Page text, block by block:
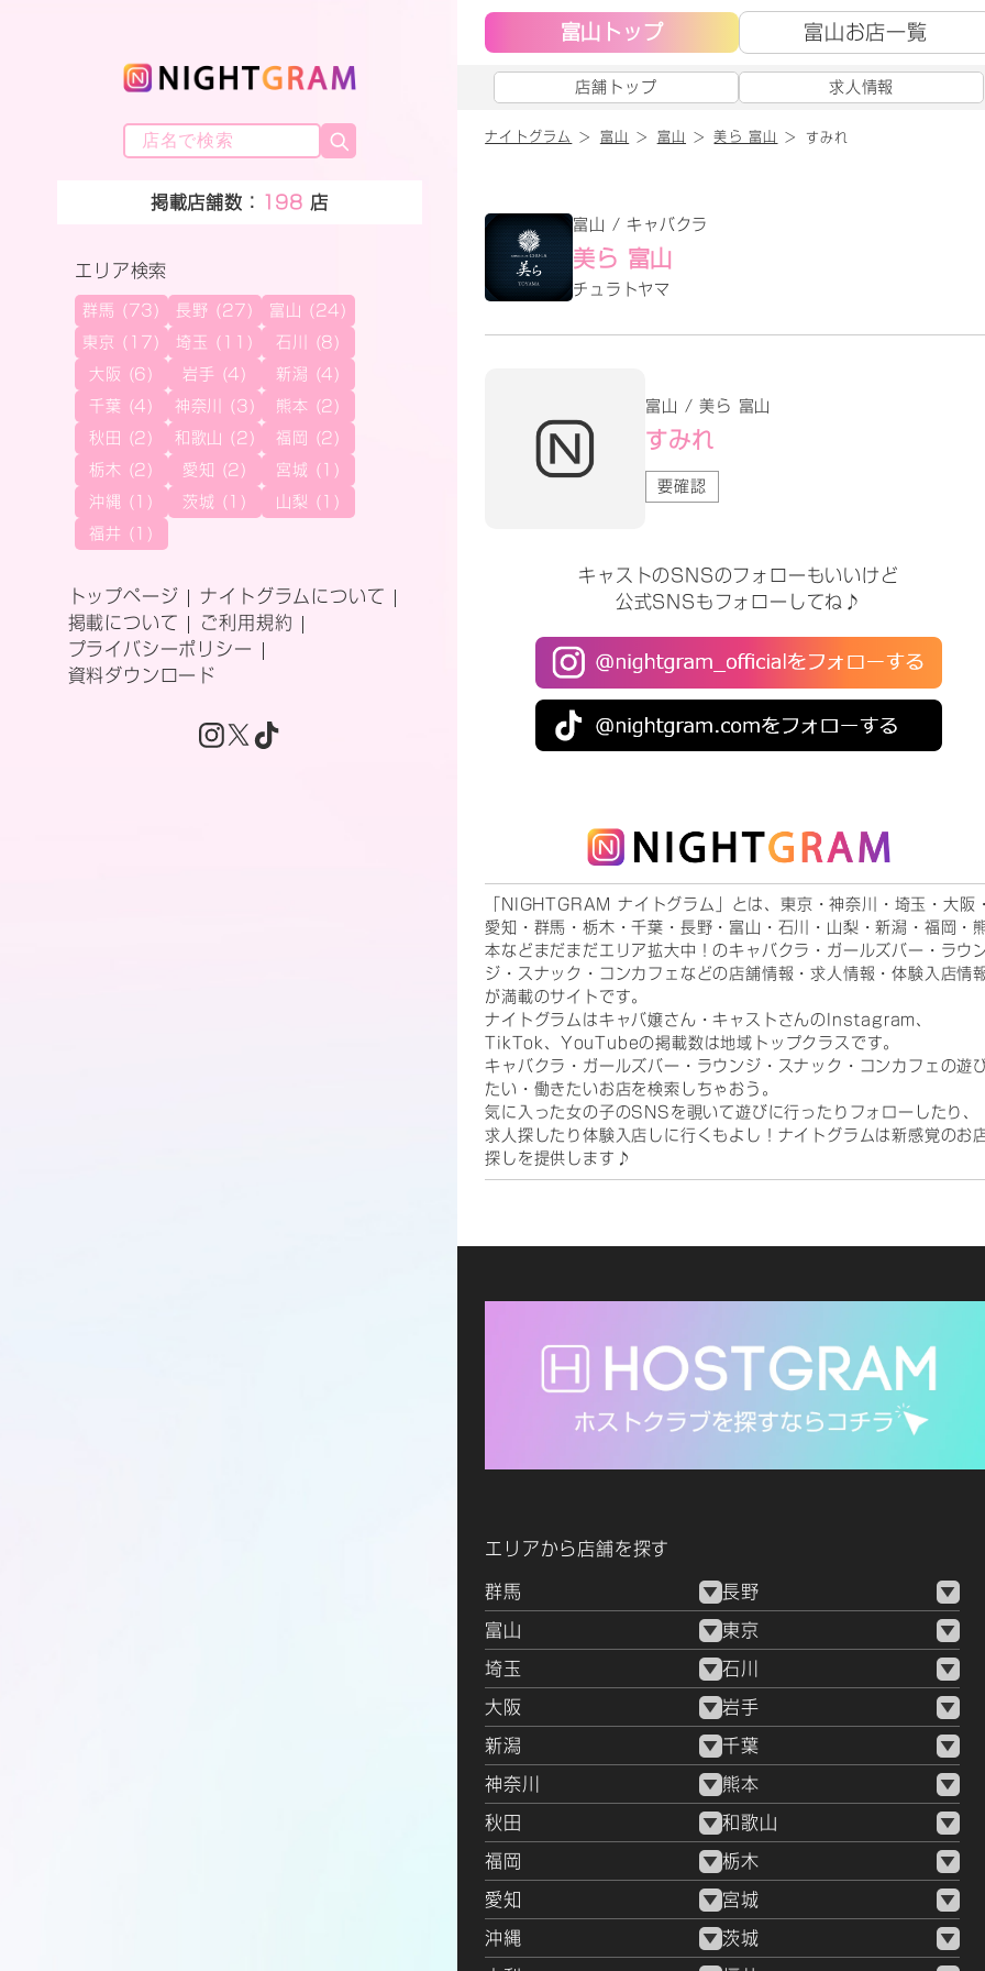
掲載店舗数： 198 店
エリア検索
群馬 (73) 長野 (27) 富山 (24)
東京 (17) 埼玉 (11) 石川 (8)
大阪 (6) 岩手 (4) 新潟 (4)
千葉 (4) 神奈川 (3) 熊本 (2)
秋田 (2) 和歌山 (2) 福岡 (2)
栃木 (2) 愛知 (2) 宮城 (1)
沖縄 (1) 茨城 (1) 山梨 (1)
福井 (1)
トップページ
ナイトグラムについて
掲載について
ご利用規約
プライバシーポリシー
資料ダウンロード
富山トップ 富山お店一覧
店舗トップ 求人情報
ナイトグラム 富山 富山 美ら 富山 すみれ
富山 / キャバクラ
美ら 富山
チュラトヤマ
富山 / 美ら 富山
すみれ
要確認
キャストのSNSのフォローもいいけど
公式SNSもフォローしてね♪
「NIGHTGRAM ナイトグラム」とは、東京・神奈川・埼玉・大阪
愛知・群馬・栃木・千葉・長野・富山・石川・山梨・新潟・福岡・
本などまだまだエリア拡大中！のキャバクラ・ガールズバー・ラウ
ジ・スナック・コンカフェなどの店舗情報・求人情報・体験入店情
が満載のサイトです。
ナイトグラムはキャバ嬢さん・キャストさんのInstagram、
TikTok、YouTubeの掲載数は地域トップクラスです。
キャバクラ・ガールズバー・ラウンジ・スナック・コンカフェの遊
たい・働きたいお店を検索しちゃおう。
気に入った女の子のSNSを覗いて遊びに行ったりフォローしたり、
求人探したり体験入店しに行くもよし！ナイトグラムは新感覚のお
探しを提供します♪
エリアから店舗を探す
群馬 長野
富山 東京
埼玉 石川
大阪 岩手
新潟 千葉
神奈川 熊本
秋田 和歌山
福岡 栃木
愛知 宮城
沖縄 茨城